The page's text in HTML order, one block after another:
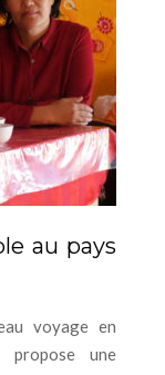
au pays
voyage en
propose une